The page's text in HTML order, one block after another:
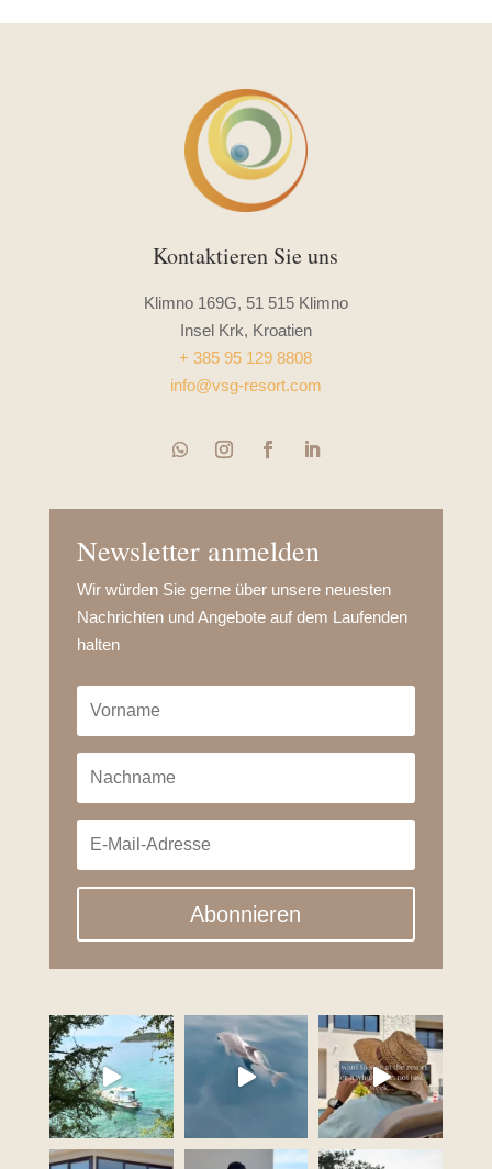
Kontaktieren Sie uns
Klimno 169G, 51 515 Klimno
Insel Krk, Kroatien
+ 385 95 129 8808
info@vsg-resort.com
Newsletter anmelden
Wir würden Sie gerne über unsere neuesten
Nachrichten und Angebote auf dem Laufenden
halten
Abonnieren